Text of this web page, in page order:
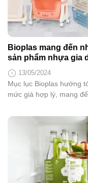
Bioplas mang đến
sản phẩm nhựa gia
13/05/2024
Mục lục Bioplas hướng
mức giá hợp lý, mang
triển và trong khu vực.